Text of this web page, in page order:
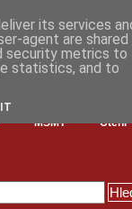
MŠMT Čtení
its services
agent are shared
security metrics to
statistics, and to